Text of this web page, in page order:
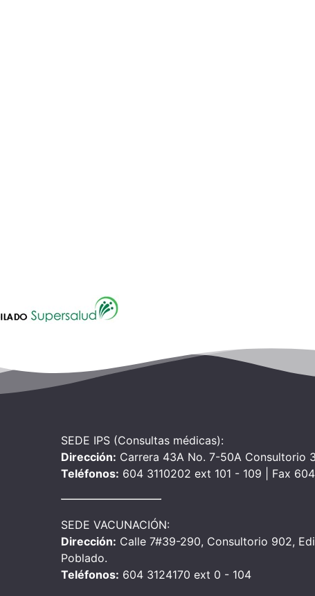
SEDE IPS (Consultas médicas):
Dirección: Carrera 43A No. 7-50A Consultorio
Teléfonos: 604 3110202 ext 101 - 109 | Fax
SEDE VACUNACIÓN:
Dirección: Calle 7#39-290, Consultorio 902,
Poblado.
Teléfonos: 604 3124170 ext 0 - 104